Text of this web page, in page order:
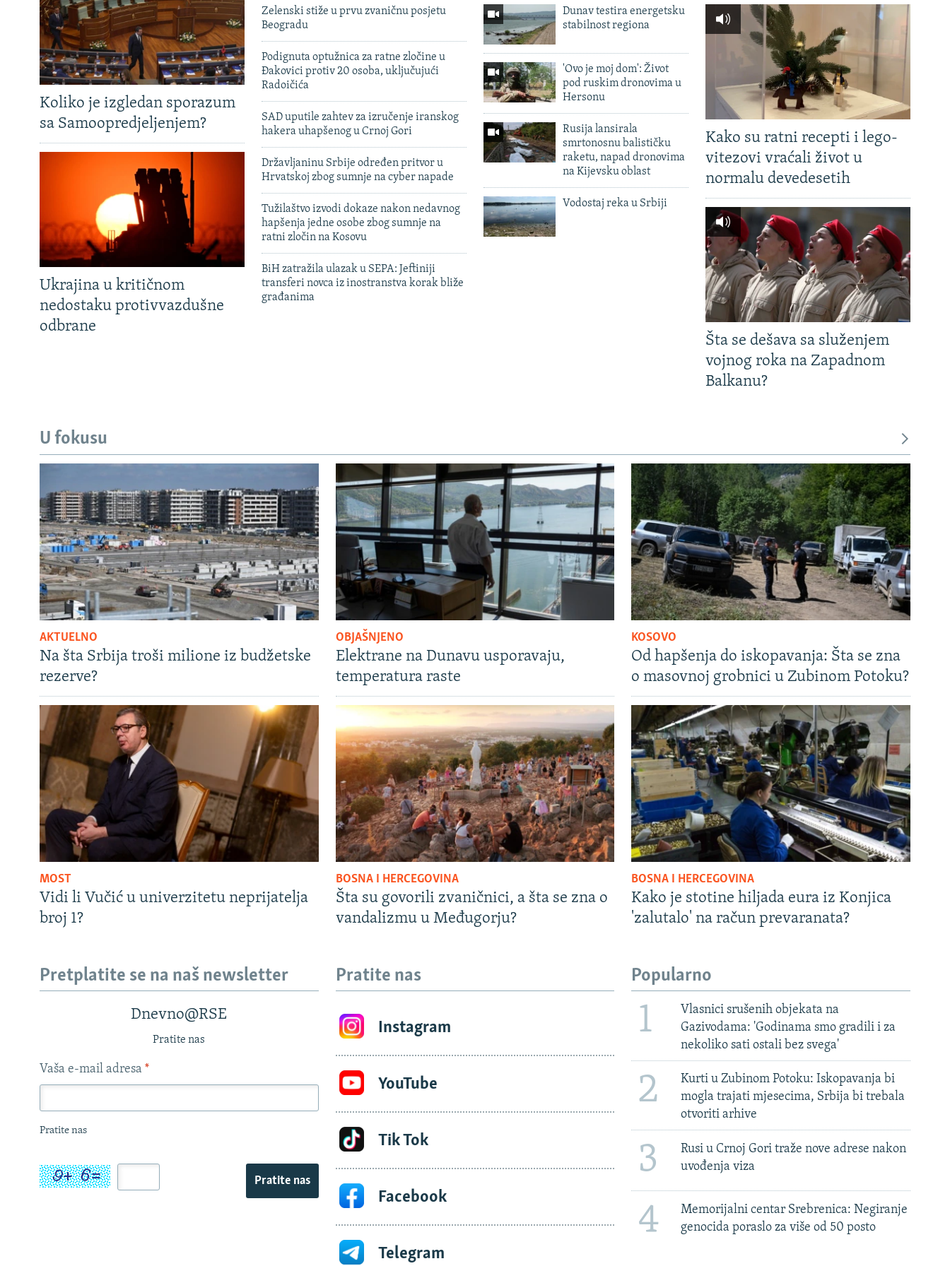
Koliko je izgledan sporazum
sa Samoopredjeljenjem?
Ukrajina u kritičnom
nedostaku protivvazdušne
odbrane
Zelenski stiže u prvu zvaničnu posjetu
Beogradu
Podignuta optužnica za ratne zločine u
Đakovici protiv 20 osoba, uključujući
Radoičića
SAD uputile zahtev za izručenje iranskog
hakera uhapšenog u Crnoj Gori
Državljaninu Srbije određen pritvor u
Hrvatskoj zbog sumnje na cyber napade
Tužilaštvo izvodi dokaze nakon nedavnog
hapšenja jedne osobe zbog sumnje na
ratni zločin na Kosovu
BiH zatražila ulazak u SEPA: Jeftiniji
transferi novca iz inostranstva korak bliže
građanima
Dunav testira energetsku
stabilnost regiona
'Ovo je moj dom': Život
pod ruskim dronovima u
Hersonu
Rusija lansirala
smrtonosnu balističku
raketu, napad dronovima
na Kijevsku oblast
Vodostaj reka u Srbiji
Kako su ratni recepti i lego-
vitezovi vraćali život u
normalu devedesetih
Šta se dešava sa služenjem
vojnog roka na Zapadnom
Balkanu?
U fokusu
AKTUELNO
Na šta Srbija troši milione iz budžetske
rezerve?
OBJAŠNJENO
Elektrane na Dunavu usporavaju,
temperatura raste
KOSOVO
Od hapšenja do iskopavanja: Šta se zna
o masovnoj grobnici u Zubinom Potoku?
MOST
Vidi li Vučić u univerzitetu neprijatelja
broj 1?
BOSNA I HERCEGOVINA
Šta su govorili zvaničnici, a šta se zna o
vandalizmu u Međugorju?
BOSNA I HERCEGOVINA
Kako je stotine hiljada eura iz Konjica
'zalutalo' na račun prevaranata?
Pretplatite se na naš newsletter
Dnevno@RSE
Pratite nas
Vaša e-mail adresa *
Pratite nas
Pratite nas
Pratite nas
Instagram
YouTube
Tik Tok
Facebook
Telegram
Popularno
1
Vlasnici srušenih objekata na
Gazivodama: 'Godinama smo gradili i za
nekoliko sati ostali bez svega'
2
Kurti u Zubinom Potoku: Iskopavanja bi
mogla trajati mjesecima, Srbija bi trebala
otvoriti arhive
3
Rusi u Crnoj Gori traže nove adrese nakon
uvođenja viza
4
Memorijalni centar Srebrenica: Negiranje
genocida poraslo za više od 50 posto